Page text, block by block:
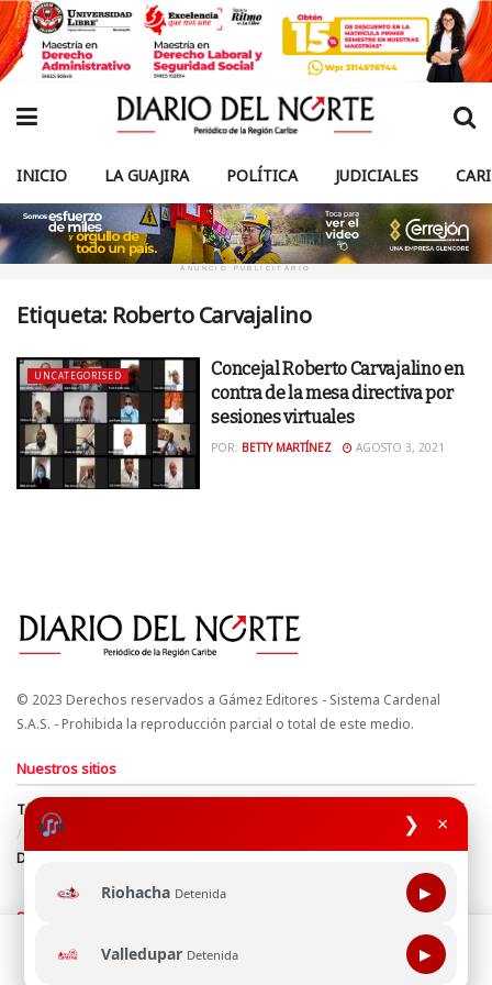
❯ ×
Riohacha Detenida ▶
Valledupar Detenida ▶
INICIO LA GUAJIRA POLÍTICA JUDICIALES
ANUNCIO PUBLICITARIO
Etiqueta: Roberto Carvajalino
UNCATEGORISED
Concejal Roberto Carvajalino en
contra de la mesa directiva por
sesiones virtuales
POR: BETTY MARTÍNEZ AGOSTO 3, 2021
© 2023 Derechos reservados a Gámez Editores - Sistema Cardenal
S.A.S. - Prohibida la reproducción parcial o total de este medio.
Nuestros sitios
Términos y Condiciones
Derechos de Autor y Propiedad Intelectual
Política de uso de cookies
Política de Tratamiento de Datos
Directrices Editoriales
Síguenos
Esta página web usa cookie para mejorar tu experiencia de
navegación, al continuar aceptas nuestra política de uso de